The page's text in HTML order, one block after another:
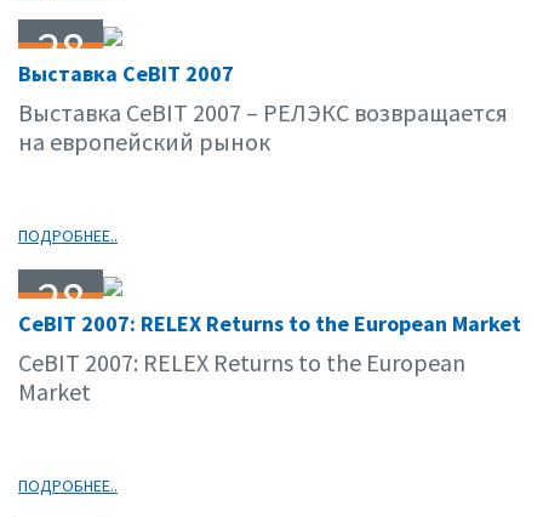
28
03.07
Выставка CeBIT 2007
Выставка CeBIT 2007 – РЕЛЭКС возвращается
на европейский рынок
ПОДРОБНЕЕ..
28
03.07
CeBIT 2007: RELEX Returns to the European Market
CeBIT 2007: RELEX Returns to the European
Market
ПОДРОБНЕЕ..